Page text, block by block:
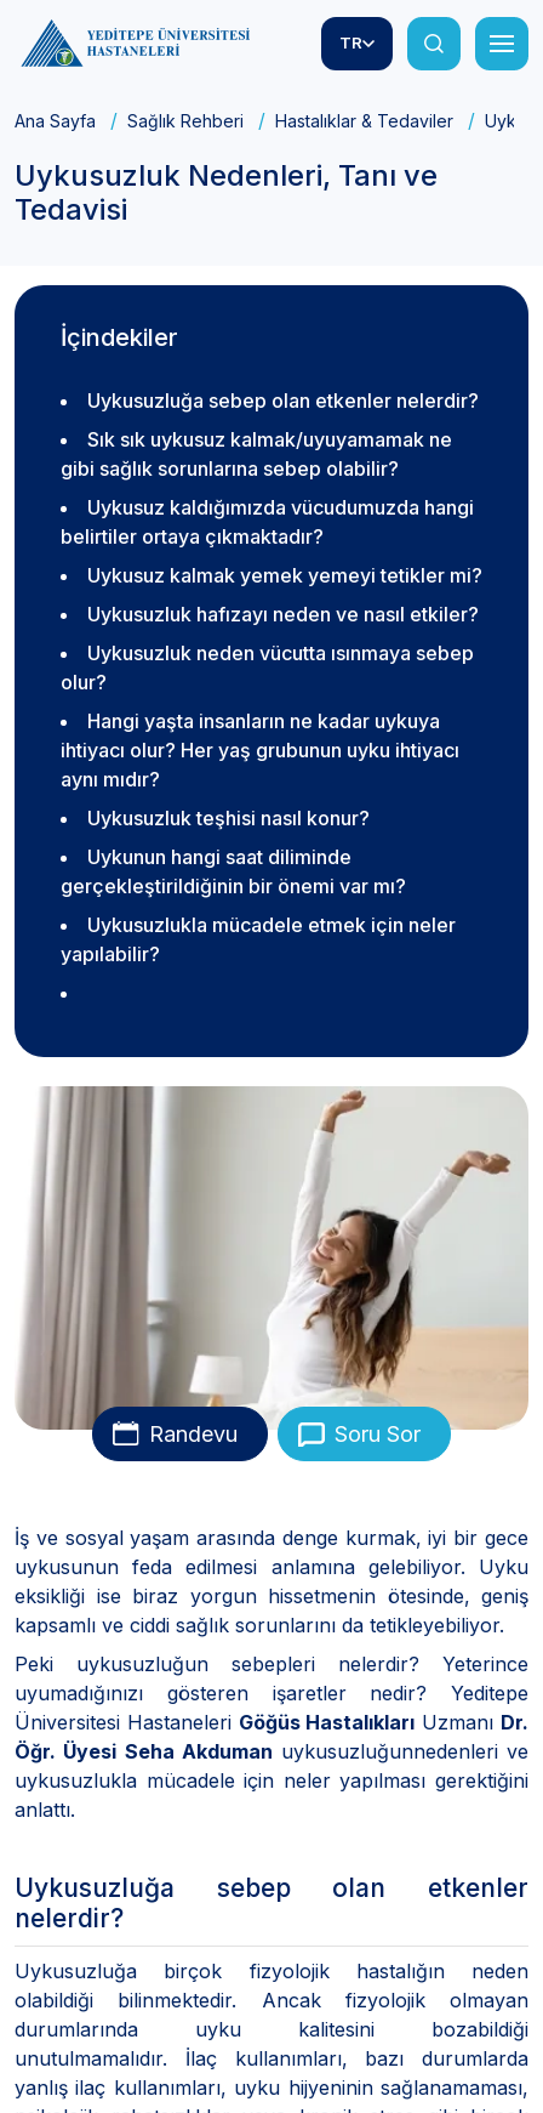
TR
Ana Sayfa Sağlık Rehberi Hastalıklar & Tedaviler
Uykusuzluk Nedenleri, Tanı ve
Tedavisi
İçindekiler
Uykusuzluğa sebep olan etkenler nelerdir?
Sık sık uykusuz kalmak/uyuyamamak ne
gibi sağlık sorunlarına sebep olabilir?
Uykusuz kaldığımızda vücudumuzda hangi
belirtiler ortaya çıkmaktadır?
Uykusuz kalmak yemek yemeyi tetikler mi?
Uykusuzluk hafızayı neden ve nasıl etkiler?
Uykusuzluk neden vücutta ısınmaya sebep
olur?
Hangi yaşta insanların ne kadar uykuya
ihtiyacı olur? Her yaş grubunun uyku ihtiyacı
aynı mıdır?
Uykusuzluk teşhisi nasıl konur?
Uykunun hangi saat diliminde
gerçekleştirildiğinin bir önemi var mı?
Uykusuzlukla mücadele etmek için neler
yapılabilir?
Randevu Soru Sor
İş ve sosyal yaşam arasında denge kurmak, iyi bir gece
uykusunun feda edilmesi anlamına gelebiliyor. Uyku
eksikliği ise biraz yorgun hissetmenin ötesinde, geniş
kapsamlı ve ciddi sağlık sorunlarını da tetikleyebiliyor.
Peki uykusuzluğun sebepleri nelerdir? Yeterince
uyumadığınızı gösteren işaretler nedir? Yeditepe
Üniversitesi Hastaneleri Göğüs Hastalıkları Uzmanı Dr.
Öğr. Üyesi Seha Akduman uykusuzluğunnedenleri ve
uykusuzlukla mücadele için neler yapılması gerektiğini
anlattı.
Uykusuzluğa sebep olan etkenler
nelerdir?
Uykusuzluğa birçok fizyolojik hastalığın neden
olabildiği bilinmektedir. Ancak fizyolojik olmayan
durumlarında uyku kalitesini bozabildiği
unutulmamalıdır. İlaç kullanımları, bazı durumlarda
yanlış ilaç kullanımları, uyku hijyeninin sağlanamaması,